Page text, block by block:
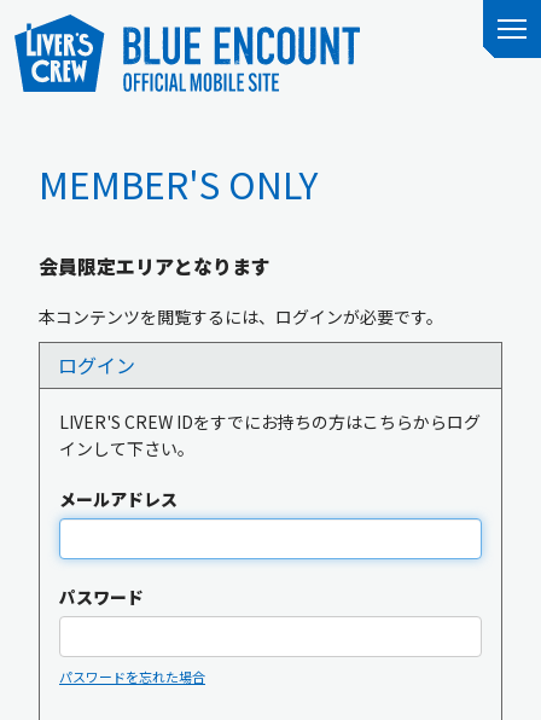
MEMBER'S ONLY
会員限定エリアとなります
本コンテンツを閲覧するには、ログインが必要です。
ログイン
LIVER'S CREW IDをすでにお持ちの方はこちらからログ
インして下さい。
メールアドレス
パスワード
パスワードを忘れた場合